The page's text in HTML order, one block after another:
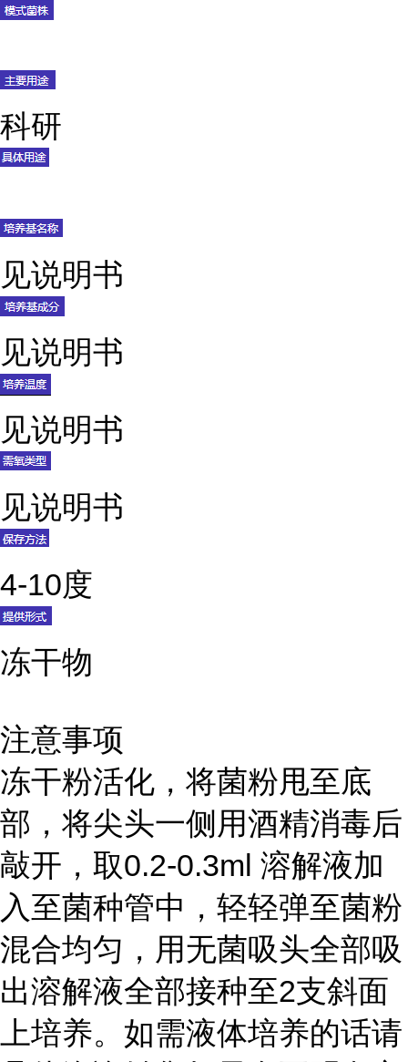
科研
见说明书
见说明书
见说明书
见说明书
4-10度
冻干物
注意事项
冻干粉活化，将菌粉甩至底
部，将尖头一侧用酒精消毒后
敲开，取0.2-0.3ml 溶解液加
入至菌种管中，轻轻弹至菌粉
混合均匀，用无菌吸头全部吸
出溶解液全部接种至2支斜面
上培养。如需液体培养的话请